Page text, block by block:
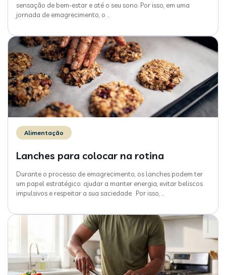
sensação de bem-estar e até o seu sono. Por isso, em uma
jornada de emagrecimento, o
Alimentação
Lanches para colocar na rotina
Durante o processo de emagrecimento, os lanches podem ter
um papel estratégico: ajudar a manter energia, evitar beliscos
impulsivos e respeitar a sua saciedade. Por isso,